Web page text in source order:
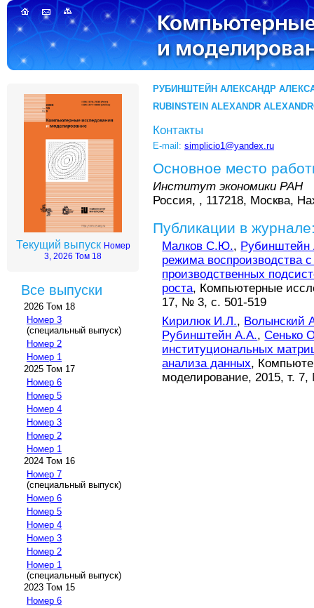
Текущий выпуск Номер
3, 2026 Том 18
Все выпуски
2026 Том 18
Номер 3
(специальный выпуск)
Номер 2
Номер 1
2025 Том 17
Номер 6
Номер 5
Номер 4
Номер 3
Номер 2
Номер 1
2024 Том 16
Номер 7
(специальный выпуск)
Номер 6
Номер 5
Номер 4
Номер 3
Номер 2
Номер 1
(специальный выпуск)
2023 Том 15
Номер 6
РУБИНШТЕЙН АЛЕКСАНДР
RUBINSTEIN ALEXANDR
Контакты
E-mail: simplicio1@yandex.ru
Основное место
Институт экономики РАН
Россия, , 117218, Москва,
Публикации в
Малков С.Ю.,
режима воспроизводства
производственных
роста, Компьютерные
17, № 3, с. 501-519
Кирилюк И.Л., Волынский
Рубинштейн А.А.,Сенько
институциональных
анализа данных,
моделирование, 2015, т.